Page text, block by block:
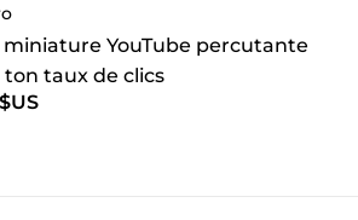
miniature YouTube percutante
taux de clics